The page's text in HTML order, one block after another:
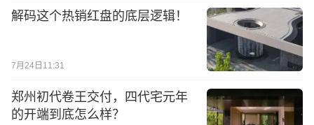
解码这个热销红盘的底层逻辑！
7月24日11:31
郑州初代卷王交付，四代宅元年
的开端到底怎么样？